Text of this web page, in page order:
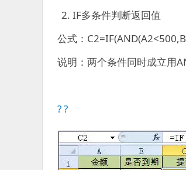
IF多条件判断返回值
公式：
说明：两个条件同时成立用
? ?